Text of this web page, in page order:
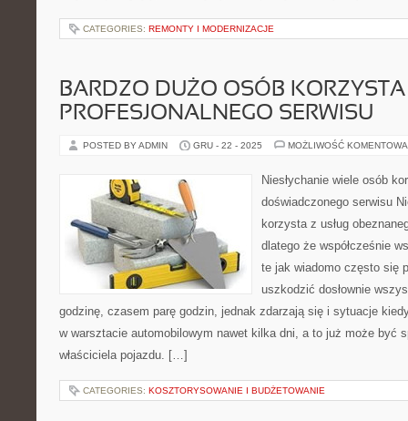
CATEGORIES: REMONTY I MODERNIZACJE
BARDZO DUŻO OSÓB
PROFESJONALNEGO SERWISU
POSTED BY ADMIN GRU - 22 - 2025 MOŻLIWOŚĆ
Niesłychanie wiele osób
doświadczonego serwisu
korzysta z usług
dlatego że współcześnie
te jak wiadomo często się
uszkodzić dosłownie
godzinę, czasem parę godzin, jednak zdarzają się i sytuacje
w warsztacie automobilowym nawet kilka dni, a to już może być
właściciela pojazdu. […]
CATEGORIES: KOSZTORYSOWANIE I BUDŻETOWANIE